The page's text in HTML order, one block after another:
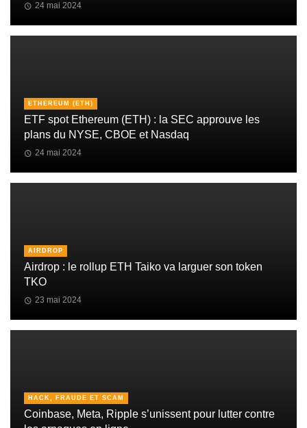
24 mai 2024
ETHEREUM (ETH)
ETF spot Ethereum (ETH) : la SEC approuve les
plans du NYSE, CBOE et Nasdaq
24 mai 2024
AIRDROP
Airdrop : le rollup ETH Taiko va larguer son token
TKO
23 mai 2024
HACK, FRAUDE ET SCAM
Coinbase, Meta, Ripple s’unissent pour lutter contre